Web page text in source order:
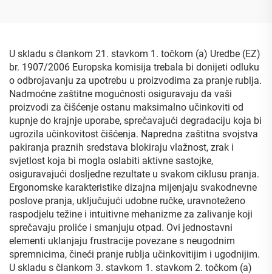
U skladu s člankom 21. stavkom 1. točkom (a) Uredbe (EZ)
br. 1907/2006 Europska komisija trebala bi donijeti odluku
o odbrojavanju za upotrebu u proizvodima za pranje rublja.
Nadmoćne zaštitne mogućnosti osiguravaju da vaši
proizvodi za čišćenje ostanu maksimalno učinkoviti od
kupnje do krajnje uporabe, sprečavajući degradaciju koja bi
ugrozila učinkovitost čišćenja. Napredna zaštitna svojstva
pakiranja praznih sredstava blokiraju vlažnost, zrak i
svjetlost koja bi mogla oslabiti aktivne sastojke,
osiguravajući dosljedne rezultate u svakom ciklusu pranja.
Ergonomske karakteristike dizajna mijenjaju svakodnevne
poslove pranja, uključujući udobne ručke, uravnoteženo
raspodjelu težine i intuitivne mehanizme za zalivanje koji
sprečavaju proliće i smanjuju otpad. Ovi jednostavni
elementi uklanjaju frustracije povezane s neugodnim
spremnicima, čineći pranje rublja učinkovitijim i ugodnijim.
U skladu s člankom 3. stavkom 1. stavkom 2. točkom (a)